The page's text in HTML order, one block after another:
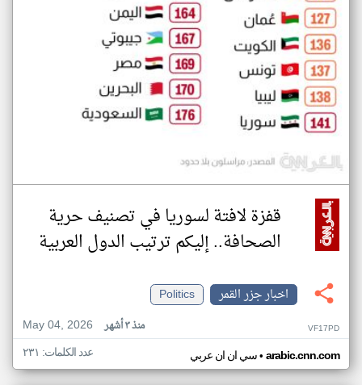
قفزة لافتة لسوريا في تصنيف حرية
الصحافة.. إليكم ترتيب الدول العربية
اخبار جزر القمر
Politics
May 04, 2026
منذ ٣ أشهر VF17PD
سي ان ان عربي• arabic.cnn.com عدد الكلمات: ٢٣١